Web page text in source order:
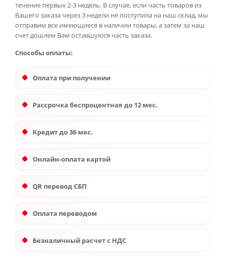
течение первых 2-3 недель. В случае, если часть товаров из
Вашего заказа через 3 недели не поступила на наш склад, мы
отправим все имеющиеся в наличии товары, а затем за наш
счет дошлем Вам оставшуюся часть заказа.
Способы оплаты:
Оплата при получении
Рассрочка беспроцентная до 12 мес.
Кредит до 36 мес.
Онлайн-оплата картой
QR перевод СБП
Оплата переводом
Безналичный расчет с НДС